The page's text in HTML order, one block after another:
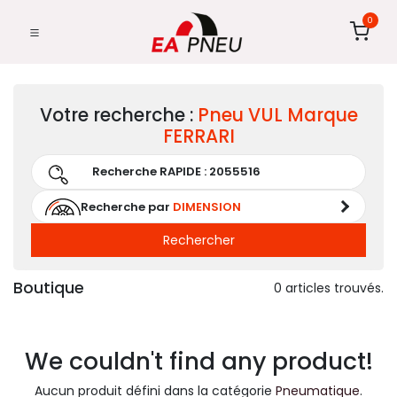
0
Votre recherche : Pneu VUL Marque
FERRARI
Recherche par DIMENSION
Rechercher
Boutique 0 articles trouvés.
We couldn't find any product!
Aucun produit défini dans la catégorie Pneumatique.